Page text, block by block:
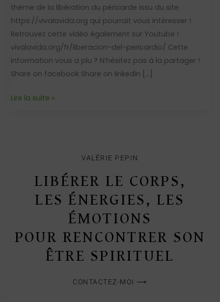
thème de la libération du péricarde issu du site
https://vivalavida.org qui pourrait vous intéresser !
Retrouvez cette vidéo également sur Youtube !
vivalavida.org/fr/liberacion-del-pericardio/ Cette
information vous a plu ? N’hésitez pas à la partager !
Share on facebook Share on linkedin […]
Lire la suite »
VALÉRIE PEPIN
LIBÉRER LE CORPS,
LES ÉNERGIES, LES
ÉMOTIONS
POUR RENCONTRER SON
ÊTRE SPIRITUEL
CONTACTEZ-MOI ⟶